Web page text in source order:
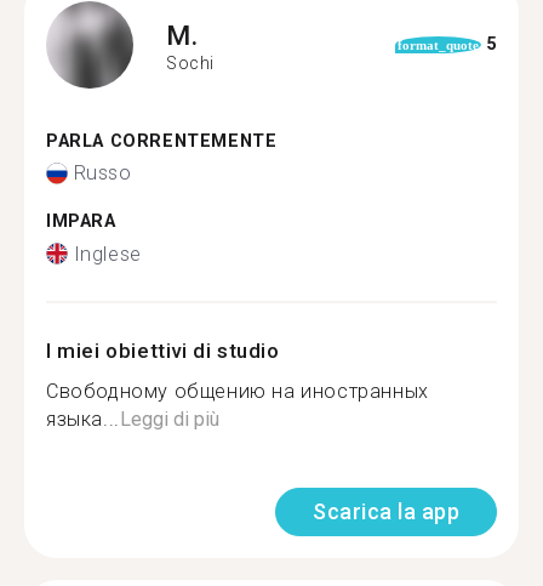
M.
Sochi
format_quote 5
PARLA CORRENTEMENTE
Russo
IMPARA
Inglese
I miei obiettivi di studio
Свободному общению на иностранных
языка... Leggi di più
Scarica la app